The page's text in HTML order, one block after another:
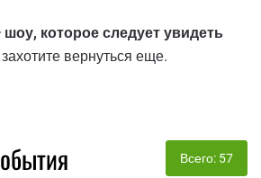
которое следует увидеть
вернуться еще.
Всего: 57